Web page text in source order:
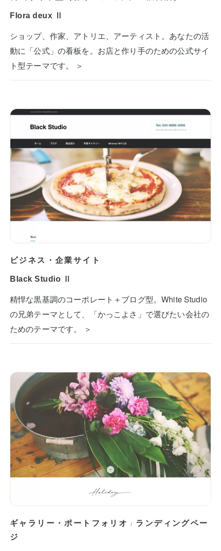
Flora deux Ⅱ
ショップ、作家、アトリエ、アーティスト。あなたの活
動に「公式」の看板を。お店と作り手のための公式サイ
ト型テーマです。 ＞
ビジネス・企業サイト
Black Studio Ⅱ
精悍な黒基調のコーポレート＋ブログ型。White Studio
の兄弟テーマとして、「かっこよさ」で選びたい会社の
ためのテーマです。 ＞
ギャラリー・ポートフォリオ / ランディングペー
ジ